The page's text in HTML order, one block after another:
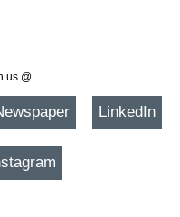
us @
LinkedIn